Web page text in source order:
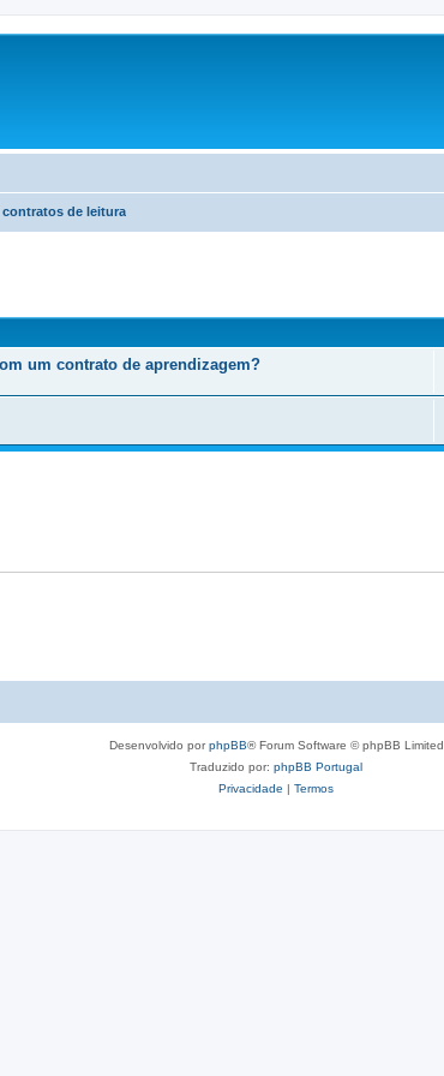
contratos de leitura
um contrato de aprendizagem?
Desenvolvido porphpBB® Forum Software © phpBB Limited
Traduzido por: phpBB Portugal
Privacidade | Termos